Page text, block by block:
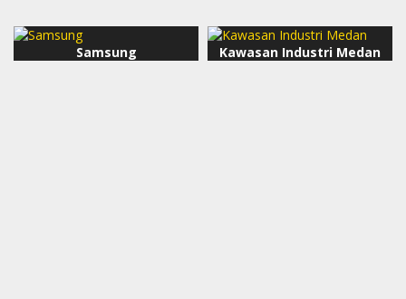
Samsung Kawasan Industri Medan